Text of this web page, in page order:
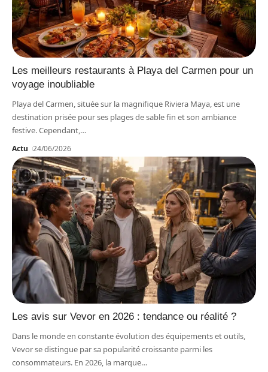
Les meilleurs restaurants à Playa del Carmen pour un
voyage inoubliable
Playa del Carmen, située sur la magnifique Riviera Maya, est une
destination prisée pour ses plages de sable fin et son ambiance
festive. Cependant,…
Actu 24/06/2026
Les avis sur Vevor en 2026 : tendance ou réalité ?
Dans le monde en constante évolution des équipements et outils,
Vevor se distingue par sa popularité croissante parmi les
consommateurs. En 2026, la marque…